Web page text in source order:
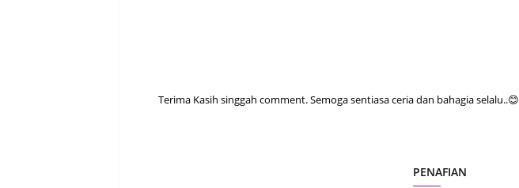
Terima Kasih singgah comment. Semoga sentiasa ceria dan bahagia selalu..😊
PENAFIAN